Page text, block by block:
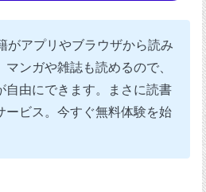
がアプリやブラウザから読み
ンガや雑誌も読めるので、
自由にできます。まさに読書
ービス。今すぐ無料体験を始